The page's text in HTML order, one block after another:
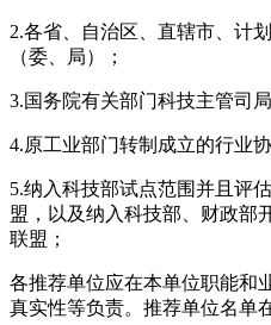
2.各省、自治区、直辖市、计
（委、局）；
3.国务院有关部门科技主管司局
4.原工业部门转制成立的行业协
5.纳入科技部试点范围并且评
盟，以及纳入科技部、财政部
联盟；
各推荐单位应在本单位职能和
真实性等负责。推荐单位名单